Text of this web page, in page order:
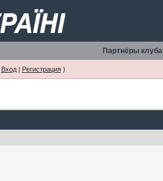
Партнёры клуба
Вход| Регистрация)